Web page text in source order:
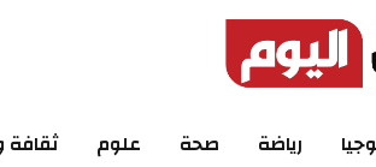
رياضة صحة علوم ثقافة وفنون